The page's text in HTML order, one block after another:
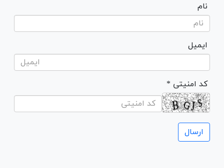
نام
ایمیل
* کد امنیتی